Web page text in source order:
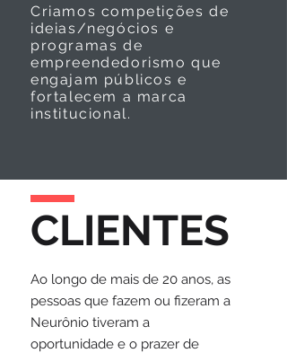
Criamos competições de
ideias/negócios e
programas de
empreendedorismo que
engajam públicos e
fortalecem a marca
institucional.
CLIENTES
Ao longo de mais de 20 anos, as
pessoas que fazem ou fizeram a
Neurônio tiveram a
oportunidade e o prazer de